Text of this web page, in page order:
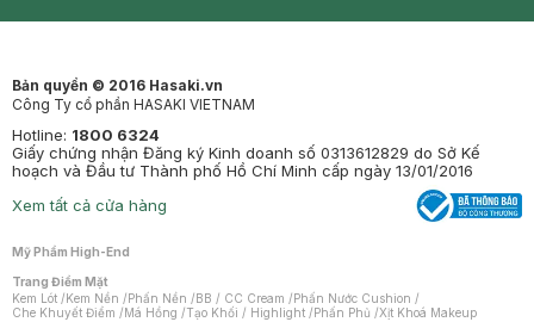
Bản quyền © 2016 Hasaki.vn
Công Ty cổ phần HASAKI VIETNAM
Hotline: 1800 6324
Giấy chứng nhận Đăng ký Kinh doanh số 0313612829 do Sở Kế
hoạch và Đầu tư Thành phố Hồ Chí Minh cấp ngày 13/01/2016
Xem tất cả cửa hàng
Mỹ Phẩm High-End
Trang Điểm Mặt
Kem Lót /Kem Nền /Phấn Nền /BB / CC Cream /Phấn Nước Cushion /
Che Khuyết Điểm /Má Hồng /Tạo Khối / Highlight /Phấn Phủ /Xịt Khoá Makeup